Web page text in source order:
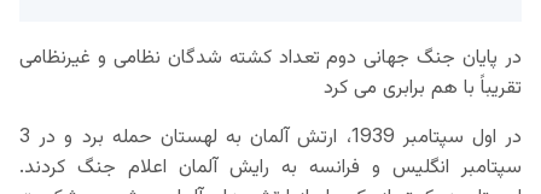
در پایان جنگ جهانی دوم تعداد کشته شدگان نظامی و غیرنظامی
تقریباً با هم برابری می کرد
در اول سپتامبر 1939، ارتش آلمان به لهستان حمله برد و در 3
سپتامبر انگلیس و فرانسه به رایش آلمان اعلام جنگ کردند.